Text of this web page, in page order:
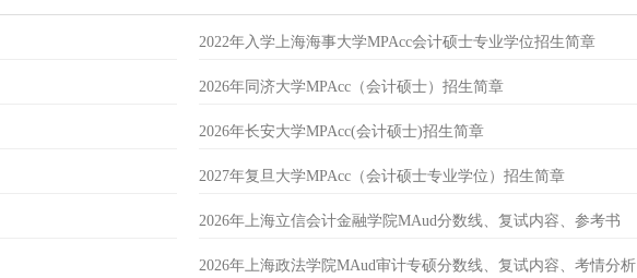
2022年入学上海海事大学MPAcc会计硕士专业学位招生简章
2026年同济大学MPAcc（会计硕士）招生简章
2026年长安大学MPAcc(会计硕士)招生简章
2027年复旦大学MPAcc（会计硕士专业学位）招生简章
2026年上海立信会计金融学院MAud分数线、复试内容、参考书
2026年上海政法学院MAud审计专硕分数线、复试内容、考情分析